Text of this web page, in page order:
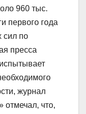
960 тыс.
первого года
сил по
пресса
журнал
отмечал, что,